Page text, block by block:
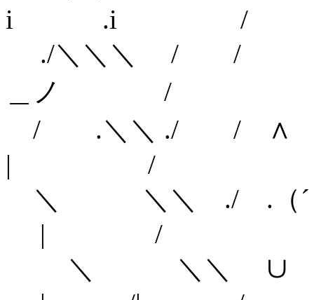
i .i /
./＼＼＼ /
＿ノ /
/ .＼＼ ./
| /
＼ ＼＼ ./ .（´
| /
＼ ＼＼ ∪